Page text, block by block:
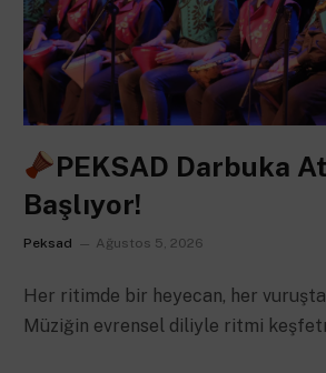
PEKSAD Darbuka
Başlıyor!
Peksad Ağustos 5, 2026
Her ritimde bir heyecan, her
Müziğin evrensel diliyle ritmi